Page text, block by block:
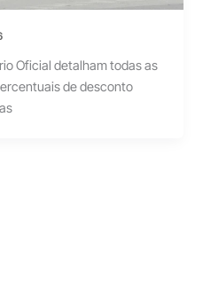
Oficial detalham todas as
de desconto